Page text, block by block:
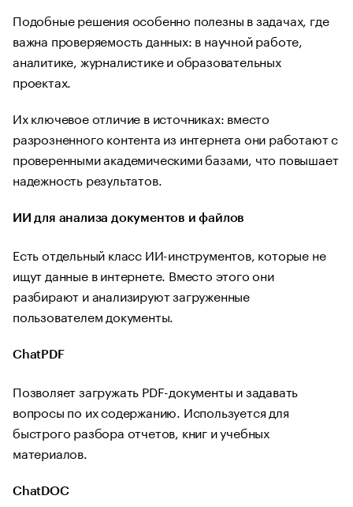
Подобные решения особенно полезны в задачах, где
важна проверяемость данных: в научной работе,
аналитике, журналистике и образовательных
проектах.
Их ключевое отличие в источниках: вместо
разрозненного контента из интернета они работают с
проверенными академическими базами, что повышает
надежность результатов.
ИИ для анализа документов и файлов
Есть отдельный класс ИИ-инструментов, которые не
ищут данные в интернете. Вместо этого они
разбирают и анализируют загруженные
пользователем документы.
ChatPDF
Позволяет загружать PDF-документы и задавать
вопросы по их содержанию. Используется для
быстрого разбора отчетов, книг и учебных
материалов.
ChatDOC